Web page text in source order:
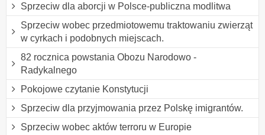
Sprzeciw dla aborcji w Polsce-publiczna modlitwa
Sprzeciw wobec przedmiotowemu traktowaniu zwierząt
w cyrkach i podobnych miejscach.
82 rocznica powstania Obozu Narodowo -
Radykalnego
Pokojowe czytanie Konstytucji
Sprzeciw dla przyjmowania przez Polskę imigrantów.
Sprzeciw wobec aktów terroru w Europie